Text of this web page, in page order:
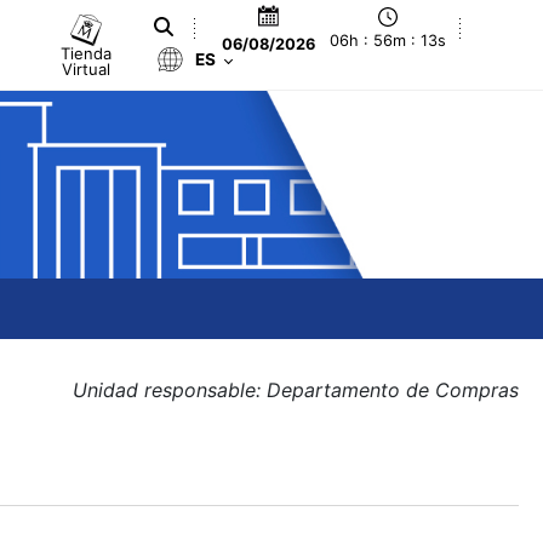
Tienda
Virtual
06/08/2026 06h : 56m : 13s
ES
Unidad responsable: Departamento de Compras